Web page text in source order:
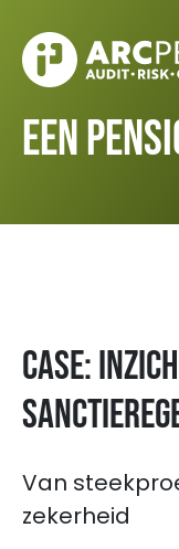
Een
Case:
Van
zekerheid